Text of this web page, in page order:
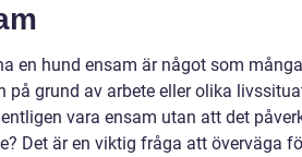
en hund ensam är något som
på grund av arbete eller olika
vara ensam utan att det
Det är en viktig fråga att överväga